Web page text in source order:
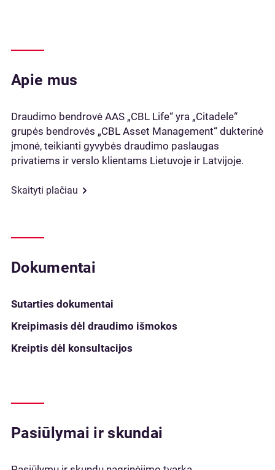
Apie mus
Draudimo bendrovė AAS „CBL Life“ yra „Citadele“
grupės bendrovės „CBL Asset Management“ dukterinė
įmonė, teikianti gyvybės draudimo paslaugas
privatiems ir verslo klientams Lietuvoje ir Latvijoje.
Skaityti plačiau
Dokumentai
Sutarties dokumentai
Kreipimasis dėl draudimo išmokos
Kreiptis dėl konsultacijos
Pasiūlymai ir skundai